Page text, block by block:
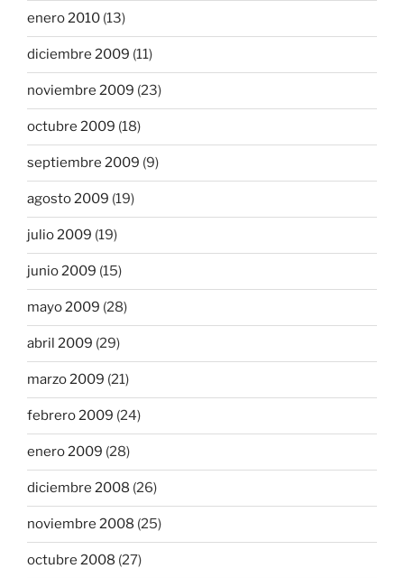
enero 2010 (13)
diciembre 2009 (11)
noviembre 2009 (23)
octubre 2009 (18)
septiembre 2009 (9)
agosto 2009 (19)
julio 2009 (19)
junio 2009 (15)
mayo 2009 (28)
abril 2009 (29)
marzo 2009 (21)
febrero 2009 (24)
enero 2009 (28)
diciembre 2008 (26)
noviembre 2008 (25)
octubre 2008 (27)